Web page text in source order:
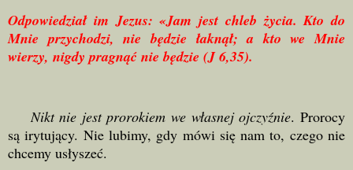
Odpowiedział im Jezus: «Jam jest chleb życia. Kto do
Mnie przychodzi, nie będzie łaknął; a kto we Mnie
wierzy, nigdy pragnąć nie będzie (J 6,35).
Nikt nie jest prorokiem we własnej ojczyźnie. Prorocy
są irytujący. Nie lubimy, gdy mówi się nam to, czego nie
chcemy usłyszeć.